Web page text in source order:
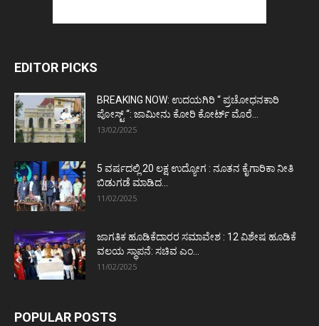
EDITOR PICKS
BREAKING NOW: ಉದಯಗಿರಿ “ ಪ್ರಚೋಧನಕಾರಿ
ಪೋಸ್ಟ್‌ “: ಜಾಮೀನು ಕೋರಿ ಕೋರ್ಟ್‌ ಮೊರೆ...
13/02/2025
5 ವರ್ಷದಲ್ಲಿ 20 ಲಕ್ಷ ಉದ್ಯೋಗ : ನೂತನ ಕೈಗಾರಿಕಾ ನೀತಿ
ಬಿಡುಗಡೆ ಮಾಡಿದ...
11/02/2025
ಜಾಗತಿಕ ಹೂಡಿಕೆದಾರರ ಸಮಾವೇಶ : 12 ವಿಶೇಷ ಹೂಡಿಕೆ
ವಲಯ ಸ್ಥಾಪನೆ: ಸಚಿವ ಎಂ...
11/02/2025
POPULAR POSTS